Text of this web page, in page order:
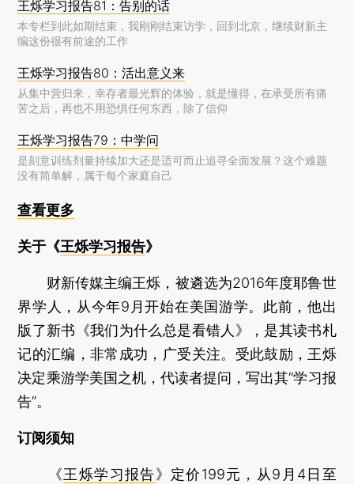
王烁学习报告81：告别的话
本专栏到此如期结束，我刚刚结束访学，回到北京，继续财新主
编这份很有前途的工作
王烁学习报告80：活出意义来
从集中营归来，幸存者最光辉的体验，就是懂得，在承受所有痛
苦之后，再也不用恐惧任何东西，除了信仰
王烁学习报告79：中学问
是刻意训练剂量持续加大还是适可而止追寻全面发展？这个难题
没有简单解，属于每个家庭自己
查看更多
关于《王烁学习报告》
财新传媒主编王烁，被遴选为2016年度耶鲁世
界学人，从今年9月开始在美国游学。此前，他出
版了新书《我们为什么总是看错人》，是其读书札
记的汇编，非常成功，广受关注。受此鼓励，王烁
决定乘游学美国之机，代读者提问，写出其“学习报
告”。
订阅须知
《王烁学习报告》定价199元，从9月4日至